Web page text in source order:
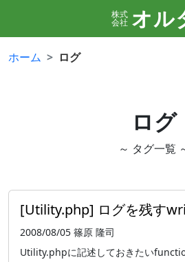
株式
会社 オル
ホーム ログ
ログ
～ タグ一覧
[Utility.php] ログを残す
2008/08/05 篠原 隆司
Utility.phpに記述しておきたい